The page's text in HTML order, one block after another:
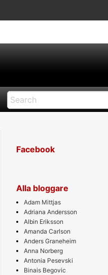
Facebook
Alla bloggare
Adam Mittjas
Adriana Andersson
Albin Eriksson
Amanda Carlson
Anders Graneheim
Anna Norberg
Antonia Pesevski
Binais Begovic